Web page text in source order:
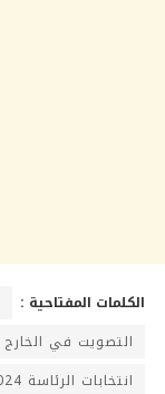
الكلمات المفتاحية :
التصويت في الخارج
انتخابات الرئاسة 2024